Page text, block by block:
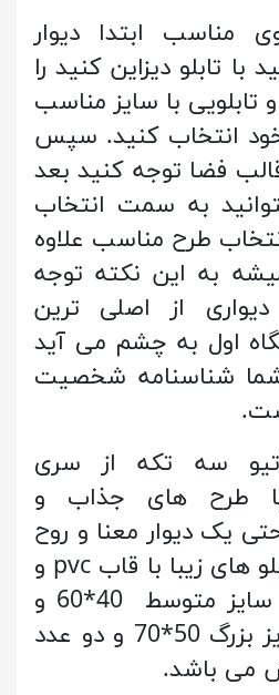
مناسب ابتدا دیوار
تابلو دیزاین کنید را
و تابلویی با سایز مناسب
انتخاب کنید. سپس
فضا توجه کنید بعد
میتوانید به سمت انتخاب
طرح مناسب علاوه
به این نکته توجه
از اصلی ترین
اول به چشم می آید
شناسنامه شخصیت
سه تکه از سری
با طرح های جذاب و
یک دیوار معنا و روح
می بخشند. این تابلو های زیبا با قاب pvc و
چاپ لابراتوار در 2 سایز متوسط 40*60 و
دو عدد 30*40 سایز بزرگ 50*70 و دو عدد